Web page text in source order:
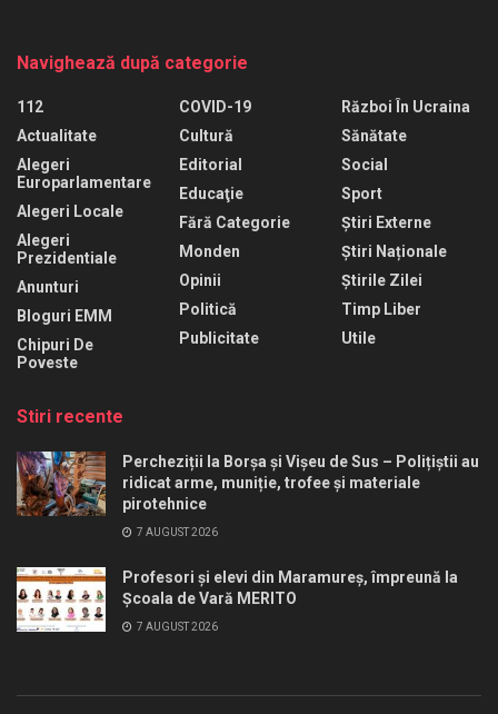
Navighează după categorie
112
Actualitate
Alegeri
Europarlamentare
Alegeri Locale
Alegeri
Prezidentiale
Anunturi
Bloguri EMM
Chipuri De
Poveste
COVID-19
Cultură
Editorial
Educaţie
Fără Categorie
Monden
Opinii
Politică
Publicitate
Război În Ucraina
Sănătate
Social
Sport
Știri Externe
Știri Naționale
Știrile Zilei
Timp Liber
Utile
Stiri recente
Percheziții la Borșa și Vișeu de Sus – Polițiștii au
ridicat arme, muniție, trofee și materiale
pirotehnice
7 AUGUST 2026
Profesori și elevi din Maramureș, împreună la
Școala de Vară MERITO
7 AUGUST 2026